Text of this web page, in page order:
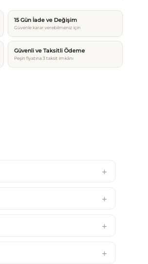
15 Gün İade ve Değişim
Güvenle karar verebilmeniz için
Güvenli ve Taksitli Ödeme
Peşin fiyatına 3 taksit imkânı